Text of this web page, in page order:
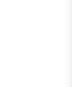
sport og kreativ